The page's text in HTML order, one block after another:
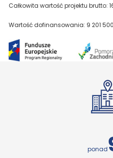
Całkowita wartość projektu brutto:
Wartość dofinansowania: 9 201
ponad